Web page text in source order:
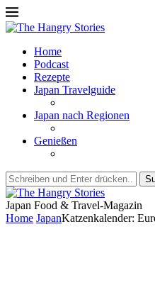
Home
Podcast
Rezepte
Japan Travelguide
Japan nach Regionen
Genießen
Japan Food & Travel-Magazin
Home JapanKatzenkalender: